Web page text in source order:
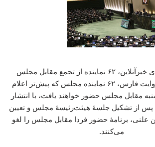
به گزارش خبرگزای خبرآنلاین، ۶۲ نماینده از تجمع مقابل مجلس
انصراف دادند. به روایت فارس، ۶۲ نماینده مجلس که پیش‌تر اعلام
مقابل مجلس حضور خواهند یافت، با انتشار
پس از تشکیل جلسۀ هیئت‌رئیسۀ مجلس و تعیین
علنی، برنامۀ حضور فردا مقابل مجلس را لغو
می‌کنند.